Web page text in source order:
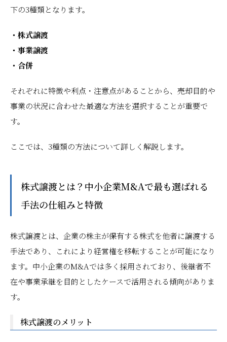
下の3種類となります。
・株式譲渡
・事業譲渡
・合併
それぞれに特徴や利点・注意点があることから、売却目的や
事業の状況に合わせた最適な方法を選択することが重要で
す。
ここでは、3種類の方法について詳しく解説します。
株式譲渡とは？中小企業M&Aで最も選ばれる
手法の仕組みと特徴
株式譲渡とは、企業の株主が保有する株式を他者に譲渡する
手法であり、これにより経営権を移転することが可能になり
ます。中小企業のM&Aでは多く採用されており、後継者不
在や事業承継を目的としたケースで活用される傾向がありま
す。
株式譲渡のメリット